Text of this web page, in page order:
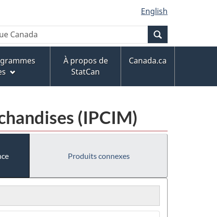
English
À propos de
StatCan
Canada.ca
(IPCIM)
Produits connexes